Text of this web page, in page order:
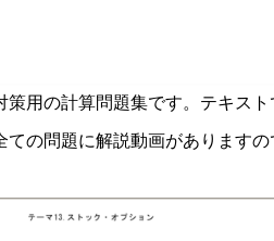
策用の計算問題集です。テキス
ての問題に解説動画があります